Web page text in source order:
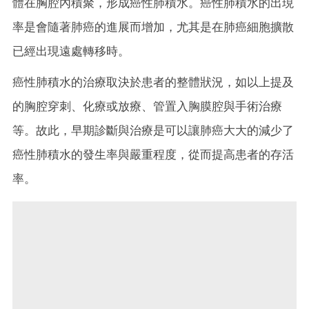
體在胸腔內積聚，形成癌性肺積水。癌性肺積水的出現
率是會隨著肺癌的進展而增加，尤其是在肺癌細胞擴散
已經出現遠處轉移時。
癌性肺積水的治療取決於患者的整體狀況，如以上提及
的胸腔穿刺、化療或放療、管置入胸膜腔與手術治療
等。故此，早期診斷與治療是可以讓肺癌大大的減少了
癌性肺積水的發生率與嚴重程度，從而提高患者的存活
率。